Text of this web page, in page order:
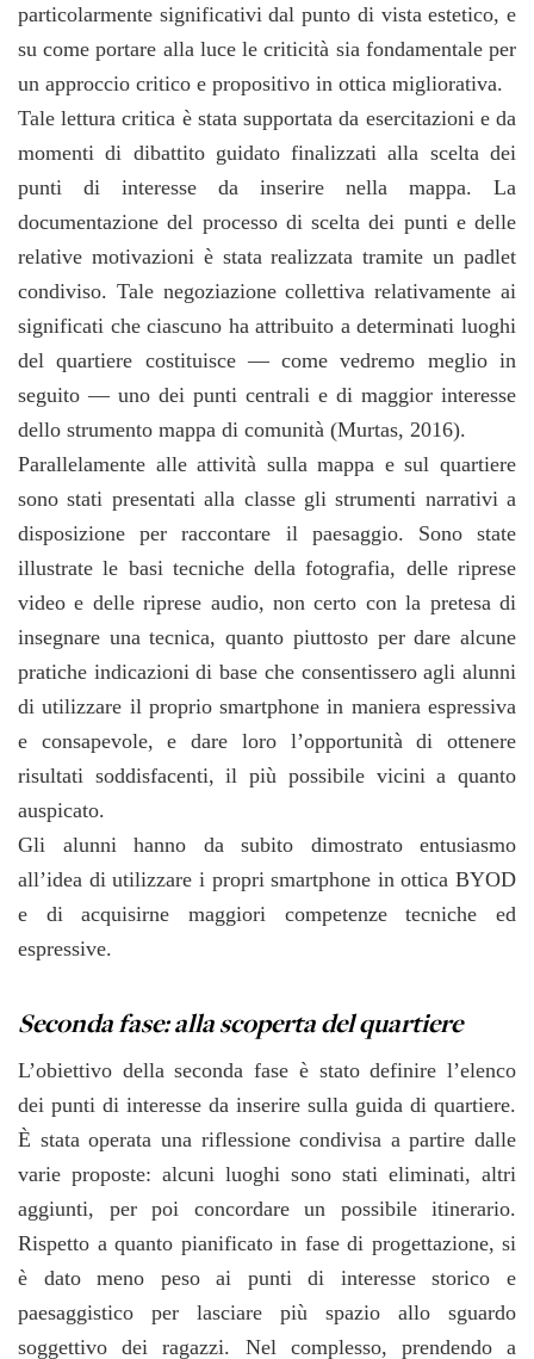
particolarmente significativi dal punto di vista estetico, e
su come portare alla luce le criticità sia fondamentale per
un approccio critico e propositivo in ottica migliorativa.
Tale lettura critica è stata supportata da esercitazioni e da
momenti di dibattito guidato finalizzati alla scelta dei
punti di interesse da inserire nella mappa. La
documentazione del processo di scelta dei punti e delle
relative motivazioni è stata realizzata tramite un padlet
condiviso. Tale negoziazione collettiva relativamente ai
significati che ciascuno ha attribuito a determinati luoghi
del quartiere costituisce — come vedremo meglio in
seguito — uno dei punti centrali e di maggior interesse
dello strumento mappa di comunità (Murtas, 2016).
Parallelamente alle attività sulla mappa e sul quartiere
sono stati presentati alla classe gli strumenti narrativi a
disposizione per raccontare il paesaggio. Sono state
illustrate le basi tecniche della fotografia, delle riprese
video e delle riprese audio, non certo con la pretesa di
insegnare una tecnica, quanto piuttosto per dare alcune
pratiche indicazioni di base che consentissero agli alunni
di utilizzare il proprio smartphone in maniera espressiva
e consapevole, e dare loro l’opportunità di ottenere
risultati soddisfacenti, il più possibile vicini a quanto
auspicato.
Gli alunni hanno da subito dimostrato entusiasmo
all’idea di utilizzare i propri smartphone in ottica BYOD
e di acquisirne maggiori competenze tecniche ed
espressive.
Seconda fase: alla scoperta del quartiere
L’obiettivo della seconda fase è stato definire l’elenco
dei punti di interesse da inserire sulla guida di quartiere.
È stata operata una riflessione condivisa a partire dalle
varie proposte: alcuni luoghi sono stati eliminati, altri
aggiunti, per poi concordare un possibile itinerario.
Rispetto a quanto pianificato in fase di progettazione, si
è dato meno peso ai punti di interesse storico e
paesaggistico per lasciare più spazio allo sguardo
soggettivo dei ragazzi. Nel complesso, prendendo a